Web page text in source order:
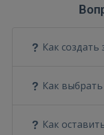
Как создать
Как
Как